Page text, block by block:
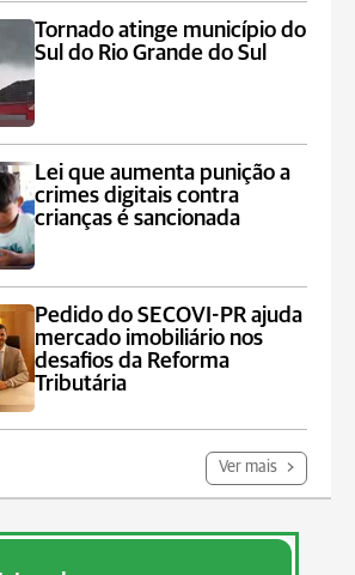
Tornado atinge município do
Sul do Rio Grande do Sul
Lei que aumenta punição a
crimes digitais contra
crianças é sancionada
Pedido do SECOVI-PR ajuda
mercado imobiliário nos
desafios da Reforma
Tributária
Ver mais